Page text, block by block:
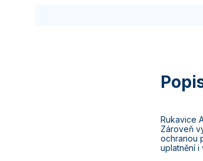
Rukavice
Zároveň
ochranou
uplatnění